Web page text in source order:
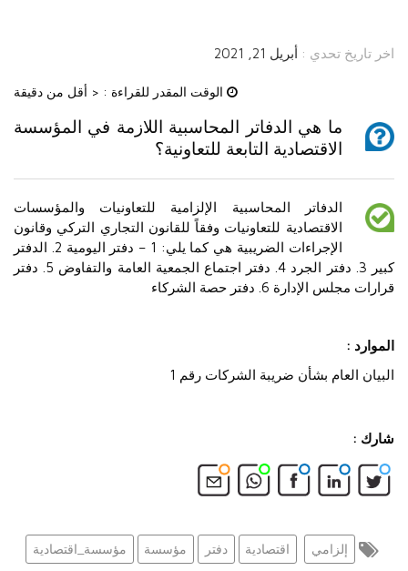
اخر تاريخ تحدي : أبريل 21, 2021
الوقت المقدر للقراءة : < أقل من دقيقة
ما هي الدفاتر المحاسبية اللازمة في المؤسسة
الاقتصادية التابعة للتعاونية؟
الدفاتر المحاسبية الإلزامية للتعاونيات والمؤسسات
الاقتصادية للتعاونيات وفقاً للقانون التجاري التركي وقانون
الإجراءات الضريبية هي كما يلي: 1 – دفتر اليومية 2. الدفتر
كبير 3. دفتر الجرد 4. دفتر اجتماع الجمعية العامة والتفاوض 5. دفتر
قرارات مجلس الإدارة 6. دفتر حصة الشركاء
الموارد :
البيان العام بشأن ضريبة الشركات رقم 1
شارك :
إلزامي اقتصادية دفتر مؤسسة مؤسسة_اقتصادية